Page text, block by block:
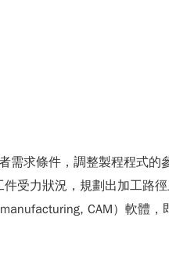
求條件，調整製程程式的
受力狀況，規劃出加工路
CAM）軟體